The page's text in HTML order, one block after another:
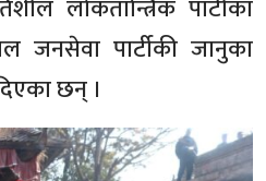
लोकतान्त्रिक पार्टीका
जनसेवा पार्टीकी जानुका
छन् ।